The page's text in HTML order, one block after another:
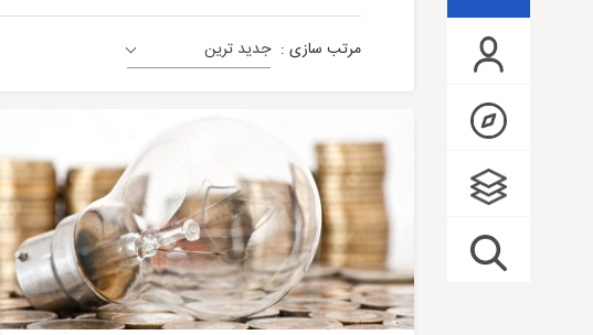
مرتب سازی : جدید ترین
فناوری و تکنولوژی